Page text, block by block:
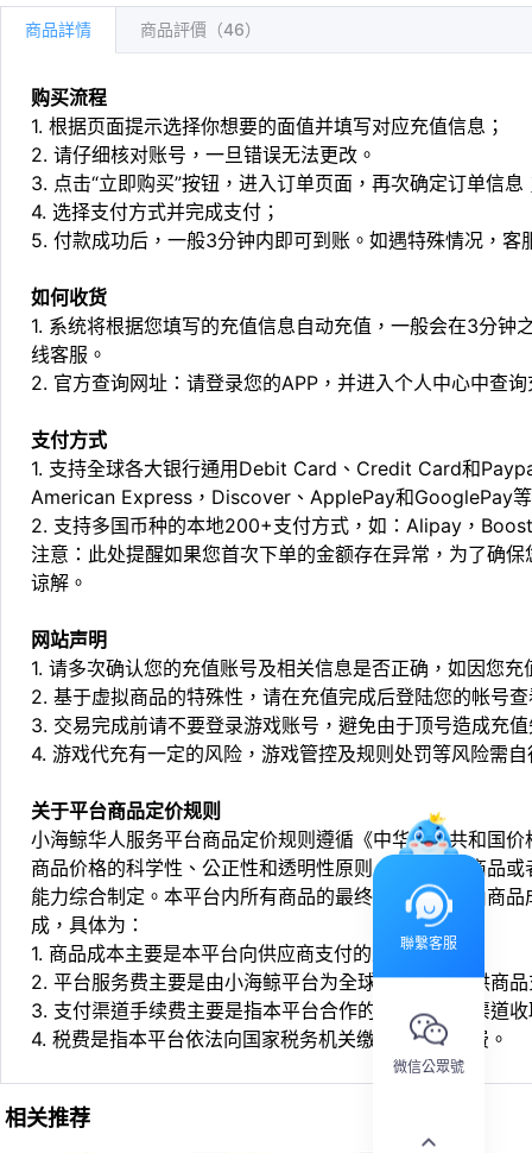
商品詳情 商品評價（46）
购买流程
1. 根据页面提示选择你想要的面值并填写对应充值信息；
2. 请仔细核对账号，一旦错误无法更改。
3. 点击“立即购买”按钮，进入订单页面，再次确定订单信息
4. 选择支付方式并完成支付；
5. 付款成功后，一般3分钟内即可到账。如遇特殊情况，
如何收货
1. 系统将根据您填写的充值信息自动充值，一般会在3分
线客服。
2. 官方查询网址：请登录您的APP，并进入个人中心中查
支付方式
1. 支持全球各大银行通用Debit Card、Credit Card和
American Express，Discover、ApplePay和GooglePay
2. 支持多国币种的本地200+支付方式，如：Alipay，
注意：此处提醒如果您首次下单的金额存在异常，为了确
谅解。
网站声明
1. 请多次确认您的充值账号及相关信息是否正确，如因您
2. 基于虚拟商品的特殊性，请在充值完成后登陆您的帐号
3. 交易完成前请不要登录游戏账号，避免由于顶号造成充
4. 游戏代充有一定的风险，游戏管控及规则处罚等风险需
关于平台商品定价规则
小海鲸华人服务平台商品定价规则遵循《中华人民共和国
商品价格的科学性、公正性和透明性原则，依据相关商品
能力综合制定。本平台内所有商品的最终销售价格均由商
成，具体为：
1. 商品成本主要是本平台向供应商支付的采购成本；
2. 平台服务费主要是由小海鲸平台为全球华人用户提供商
3. 支付渠道手续费主要是指本平台合作的第三方支付渠道
4. 税费是指本平台依法向国家税务机关缴纳的各项税费。
相关推荐
聯繫客服
微信公眾號